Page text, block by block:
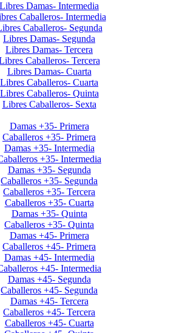
Libres Damas- Intermedia
Caballeros- Intermedia
Caballeros- Segunda
Libres Damas- Segunda
Libres Damas- Tercera
Caballeros- Tercera
Libres Damas- Cuarta
Libres Caballeros- Cuarta
Libres Caballeros- Quinta
Libres Caballeros- Sexta
Damas +35- Primera
Caballeros +35- Primera
Damas +35- Intermedia
+35- Intermedia
Damas +35- Segunda
Caballeros +35- Segunda
Caballeros +35- Tercera
Caballeros +35- Cuarta
Damas +35- Quinta
Caballeros +35- Quinta
Damas +45- Primera
Caballeros +45- Primera
Damas +45- Intermedia
+45- Intermedia
Damas +45- Segunda
Caballeros +45- Segunda
Damas +45- Tercera
Caballeros +45- Tercera
Caballeros +45- Cuarta